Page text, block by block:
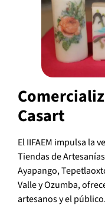
Casart
El IIFAEM impulsa la
Tiendas de
Ayapango,
Valle y Ozumba,
artesanos y el público.